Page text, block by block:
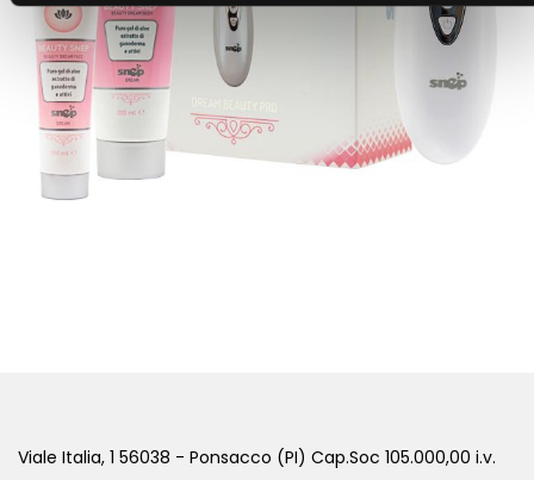
Viale Italia, 1 56038 - Ponsacco (PI) Cap.Soc 105.000,00 i.v.